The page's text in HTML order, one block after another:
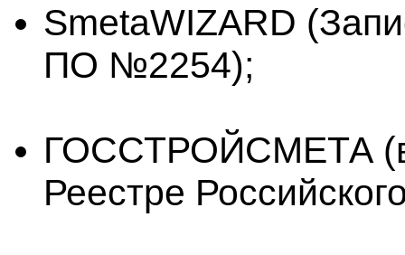
SmetaWIZARD
ПО №2254);
ГОССТРОЙСМЕТА
Реестре